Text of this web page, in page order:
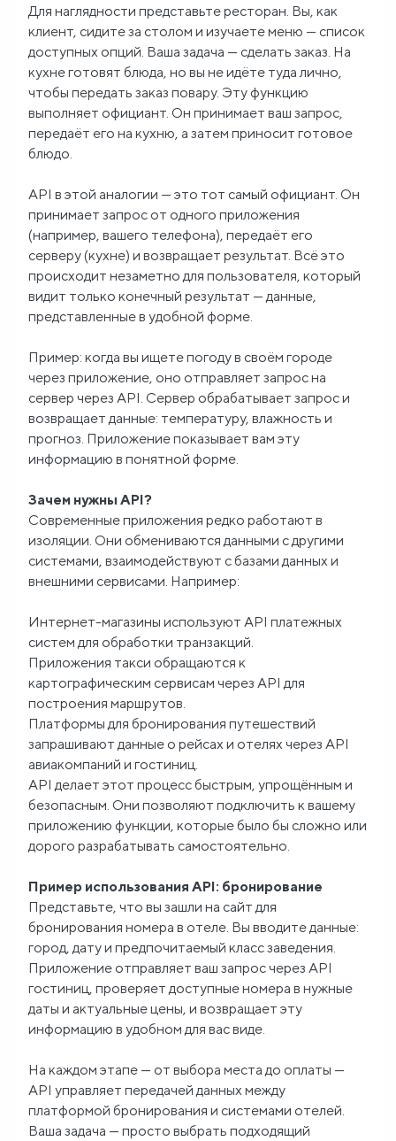
Для наглядности представьте ресторан. Вы, как
клиент, сидите за столом и изучаете меню — список
доступных опций. Ваша задача — сделать заказ. На
кухне готовят блюда, но вы не идёте туда лично,
чтобы передать заказ повару. Эту функцию
выполняет официант. Он принимает ваш запрос,
передаёт его на кухню, а затем приносит готовое
блюдо.
API в этой аналогии — это тот самый официант. Он
принимает запрос от одного приложения
(например, вашего телефона), передаёт его
серверу (кухне) и возвращает результат. Всё это
происходит незаметно для пользователя, который
видит только конечный результат — данные,
представленные в удобной форме.
Пример: когда вы ищете погоду в своём городе
через приложение, оно отправляет запрос на
сервер через API. Сервер обрабатывает запрос и
возвращает данные: температуру, влажность и
прогноз. Приложение показывает вам эту
информацию в понятной форме.
Зачем нужны API?
Современные приложения редко работают в
изоляции. Они обмениваются данными с другими
системами, взаимодействуют с базами данных и
внешними сервисами. Например:
Интернет-магазины используют API платежных
систем для обработки транзакций.
Приложения такси обращаются к
картографическим сервисам через API для
построения маршрутов.
Платформы для бронирования путешествий
запрашивают данные о рейсах и отелях через API
авиакомпаний и гостиниц.
API делает этот процесс быстрым, упрощённым и
безопасным. Они позволяют подключить к вашему
приложению функции, которые было бы сложно или
дорого разрабатывать самостоятельно.
Пример использования API: бронирование
Представьте, что вы зашли на сайт для
бронирования номера в отеле. Вы вводите данные:
город, дату и предпочитаемый класс заведения.
Приложение отправляет ваш запрос через API
гостиниц, проверяет доступные номера в нужные
даты и актуальные цены, и возвращает эту
информацию в удобном для вас виде.
На каждом этапе — от выбора места до оплаты —
API управляет передачей данных между
платформой бронирования и системами отелей.
Ваша задача — просто выбрать подходящий